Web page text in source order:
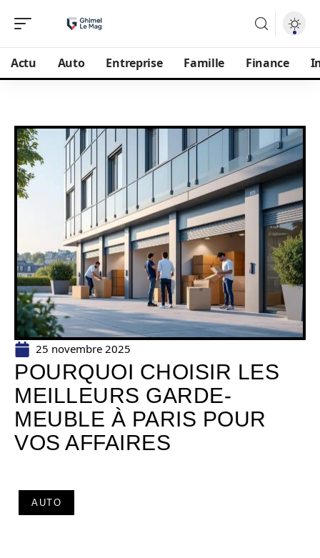
Actu Auto Entreprise Famille Finance
25 novembre 2025
POURQUOI CHOISIR LES
MEILLEURS GARDE-
MEUBLE À PARIS POUR
VOS AFFAIRES
AUTO